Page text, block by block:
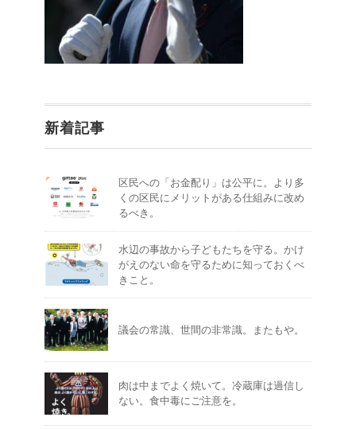
新着記事
区民への「お金配り」は公平に。より多
くの区民にメリットがある仕組みに改め
るべき。
水辺の事故から子どもたちを守る。かけ
がえのない命を守るために知っておくべ
きこと。
議会の常識、世間の非常識。またもや。
肉は中までよく焼いて。冷蔵庫は過信し
ない。食中毒にご注意を。